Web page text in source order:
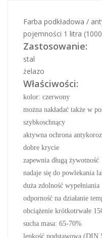
Farba podkładowa /
pojemności 1 litra
Zastosowanie:
stal
żelazo
Właściwości:
kolor: czerwony
można nakładać także w
szybkoschnący
aktywna ochrona
dobre krycie
zapewnia długą żywotność
nadaje się do powlekania
duża zdolność wypełniania
odporność na działanie
obciążenie krótkotrwałe
sucha masa: 65-70%
lepkość podstawowa (DIN